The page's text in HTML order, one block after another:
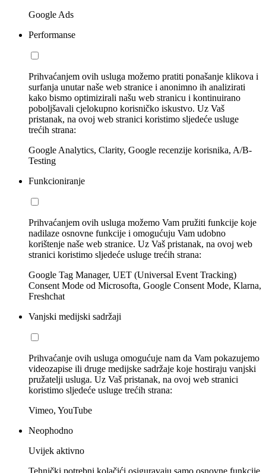
Google Ads
Performanse
Prihvaćanjem ovih usluga možemo pratiti ponašanje klikova i
surfanja unutar naše web stranice i anonimno ih analizirati
kako bismo optimizirali našu web stranicu i kontinuirano
poboljšavali cjelokupno korisničko iskustvo. Uz Vaš
pristanak, na ovoj web stranici koristimo sljedeće usluge
trećih strana:
Google Analytics, Clarity, Google recenzije korisnika, A/B-
Testing
Funkcioniranje
Prihvaćanjem ovih usluga možemo Vam pružiti funkcije koje
nadilaze osnovne funkcije i omogućuju Vam udobno
korištenje naše web stranice. Uz Vaš pristanak, na ovoj web
stranici koristimo sljedeće usluge trećih strana:
Google Tag Manager, UET (Universal Event Tracking)
Consent Mode od Microsofta, Google Consent Mode, Klarna,
Freshchat
Vanjski medijski sadržaji
Prihvaćanje ovih usluga omogućuje nam da Vam pokazujemo
videozapise ili druge medijske sadržaje koje hostiraju vanjski
pružatelji usluga. Uz Vaš pristanak, na ovoj web stranici
koristimo sljedeće usluge trećih strana:
Vimeo, YouTube
Neophodno
Uvijek aktivno
Tehnički potrebni kolačići osiguravaju samo osnovne funkcije